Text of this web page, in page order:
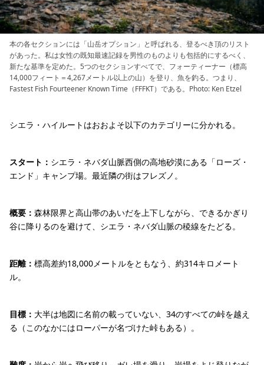
本の各セクションには「山岳オプション」と呼ばれる、登るべき頂のリスト
があった。私は女性の既知最速記録を男性のものよりも包括的にするべく、
新たな基準を定めた。5つのセクションすべてで、フォーティーナー（標高
14,000フィート＝4,267メートル以上の山）を登り、魚を釣る。つまり、
Fastest Fish Fourteener Known Time（FFFKT）である。Photo: Ken Etzel
シエラ・ハイルートはおおよそ以下のカテゴリーに分かれる。
スタート： シエラ・ネバダ山脈西側の高地砂漠にある「ローズ・
エンド」キャンプ場。最近隣の街はフレズノ。
概要： 森林限界と高山帯のあいだを上下しながら、できるかぎり
谷に降りるのを避けて、シエラ・ネバダ山脈の稜線をたどる。
距離： 標高差約18,000メートルをともなう、約314キロメート
ル。
目標： 大半は地図に名前の載っていない、34のすべての峠を越え
る（このなかにはローパーが名づけた峠もある）。